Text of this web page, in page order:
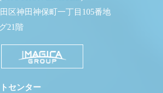
区神田神保町一丁目105番地
21階
センター